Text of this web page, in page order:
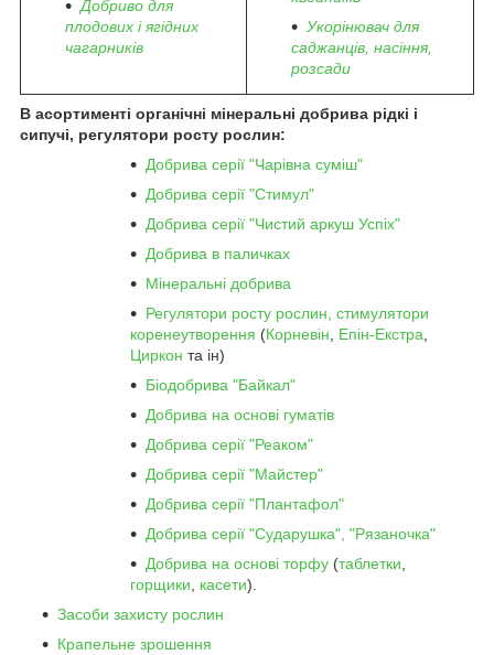
Добриво для
плодових і ягідних
чагарників
Укорінювач для
саджанців, насіння,
розсади
В асортименті органічні мінеральні добрива рідкі і
сипучі, регулятори росту рослин:
Добрива серії "Чарівна суміш"
Добрива серії "Стимул"
Добрива серії "Чистий аркуш Успіх"
Добрива в паличках
Мінеральні добрива
Регулятори росту рослин, стимулятори
коренеутворення (Корневін, Епін-Екстра,
Циркон та ін)
Біодобрива "Байкал"
Добрива на основі гуматів
Добрива серії "Реаком"
Добрива серії "Майстер"
Добрива серії "Плантафол"
Добрива серії "Сударушка", "Рязаночка"
Добрива на основі торфу (таблетки,
горщики, касети).
Засоби захисту рослин
Крапельне зрошення